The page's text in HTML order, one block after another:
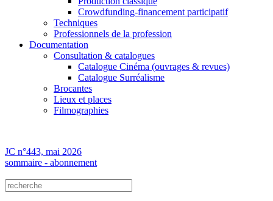
Crowdfunding-financement participatif
Techniques
Professionnels de la profession
Documentation
Consultation & catalogues
Catalogue Cinéma (ouvrages & revues)
Catalogue Surréalisme
Brocantes
Lieux et places
Filmographies
JC n°443, mai 2026
sommaire - abonnement